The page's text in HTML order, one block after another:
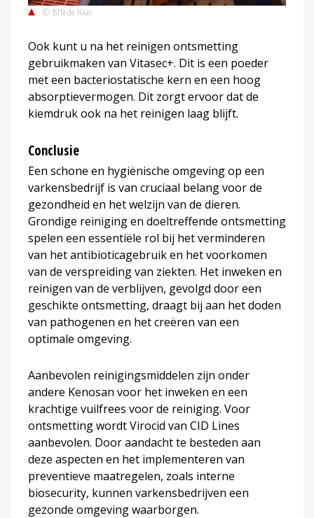
© BTN de Haas
Ook kunt u na het reinigen ontsmetting
gebruikmaken van Vitasec+. Dit is een poeder
met een bacteriostatische kern en een hoog
absorptievermogen. Dit zorgt ervoor dat de
kiemdruk ook na het reinigen laag blijft.
Conclusie
Een schone en hygiënische omgeving op een
varkensbedrijf is van cruciaal belang voor de
gezondheid en het welzijn van de dieren.
Grondige reiniging en doeltreffende ontsmetting
spelen een essentiële rol bij het verminderen
van het antibioticagebruik en het voorkomen
van de verspreiding van ziekten. Het inweken en
reinigen van de verblijven, gevolgd door een
geschikte ontsmetting, draagt bij aan het doden
van pathogenen en het creëren van een
optimale omgeving.
Aanbevolen reinigingsmiddelen zijn onder
andere Kenosan voor het inweken en een
krachtige vuilfrees voor de reiniging. Voor
ontsmetting wordt Virocid van CID Lines
aanbevolen. Door aandacht te besteden aan
deze aspecten en het implementeren van
preventieve maatregelen, zoals interne
biosecurity, kunnen varkensbedrijven een
gezonde omgeving waarborgen.